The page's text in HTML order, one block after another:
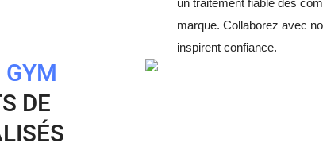
un traitement fiable des
marque. Collaborez avec
inspirent confiance.
DE